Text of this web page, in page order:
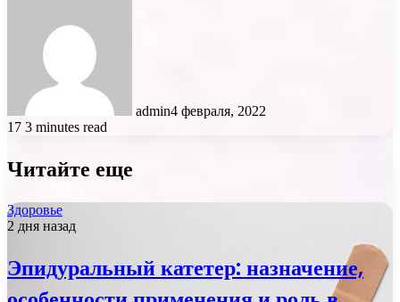
admin4 февраля, 2022
17 3 minutes read
Читайте еще
Здоровье
2 дня назад
Эпидуральный катетер: назначение,